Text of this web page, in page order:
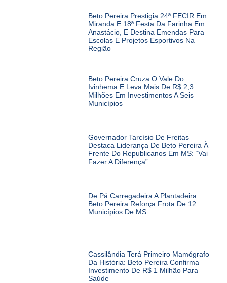
Beto Pereira Prestigia 24ª FECIR Em
Miranda E 18ª Festa Da Farinha Em
Anastácio, E Destina Emendas Para
Escolas E Projetos Esportivos Na
Região
Beto Pereira Cruza O Vale Do
Ivinhema E Leva Mais De R$ 2,3
Milhões Em Investimentos A Seis
Municípios
Governador Tarcísio De Freitas
Destaca Liderança De Beto Pereira À
Frente Do Republicanos Em MS: “Vai
Fazer A Diferença”
De Pá Carregadeira A Plantadeira:
Beto Pereira Reforça Frota De 12
Municípios De MS
Cassilândia Terá Primeiro Mamógrafo
Da História: Beto Pereira Confirma
Investimento De R$ 1 Milhão Para
Saúde